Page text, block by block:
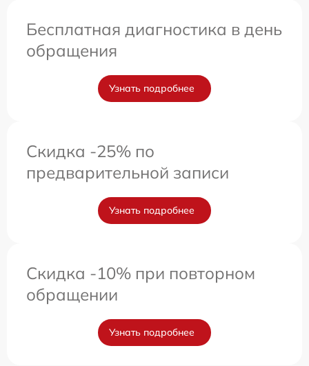
Бесплатная диагностика в день
обращения
Узнать подробнее
Скидка -25% по
предварительной записи
Узнать подробнее
Скидка -10% при повторном
обращении
Узнать подробнее